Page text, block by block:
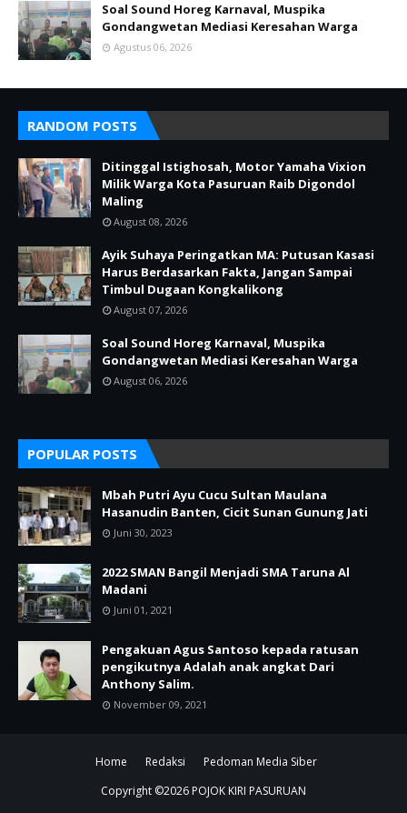
Soal Sound Horeg Karnaval, Muspika
Gondangwetan Mediasi Keresahan Warga
Agustus 06, 2026
RANDOM POSTS
Ditinggal Istighosah, Motor Yamaha Vixion
Milik Warga Kota Pasuruan Raib Digondol
Maling
August 08, 2026
Ayik Suhaya Peringatkan MA: Putusan Kasasi
Harus Berdasarkan Fakta, Jangan Sampai
Timbul Dugaan Kongkalikong
August 07, 2026
Soal Sound Horeg Karnaval, Muspika
Gondangwetan Mediasi Keresahan Warga
August 06, 2026
POPULAR POSTS
Mbah Putri Ayu Cucu Sultan Maulana
Hasanudin Banten, Cicit Sunan Gunung Jati
Juni 30, 2023
2022 SMAN Bangil Menjadi SMA Taruna Al
Madani
Juni 01, 2021
Pengakuan Agus Santoso kepada ratusan
pengikutnya Adalah anak angkat Dari
Anthony Salim.
November 09, 2021
Home Redaksi
Pedoman Media Siber
Copyright ©2026 POJOK KIRI PASURUAN